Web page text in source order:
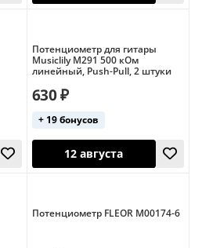
11 августа
Потенциометр для гитары
Musiclily M291 500 кОм
линейный, Push-Pull, 2 штуки
630 ₽
+ 19 бонусов
Потенциометр FLEOR M00174-6